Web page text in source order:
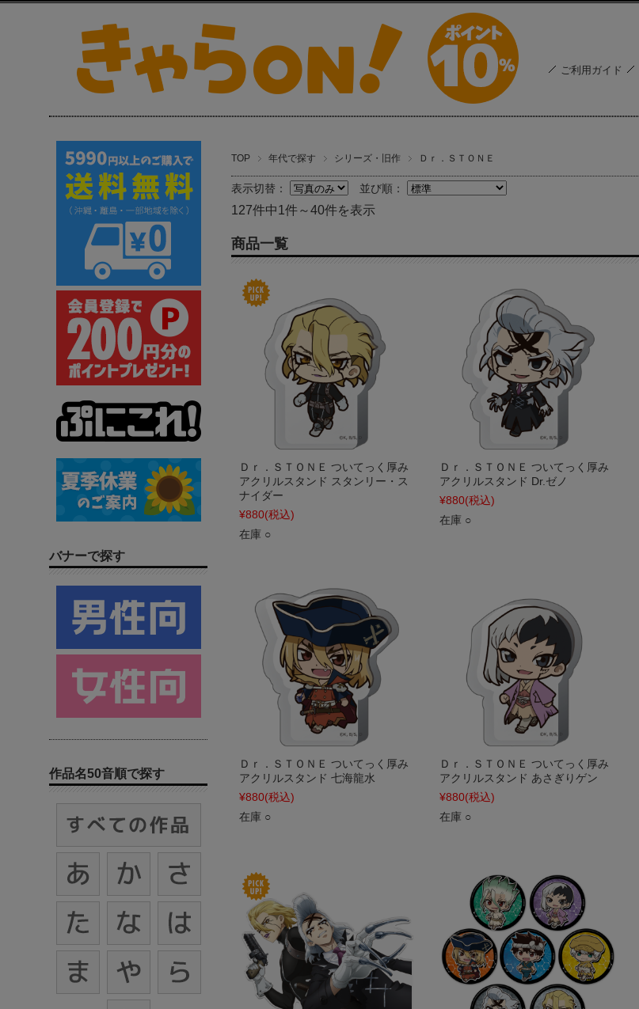
ご利用ガイド
TOP 年代で探す シリーズ・旧作 Ｄｒ．ＳＴＯＮＥ
表示切替： 並び順：
127件中1件～40件を表示
商品一覧
Ｄｒ．ＳＴＯＮＥ ついてっく厚み
アクリルスタンド スタンリー・ス
ナイダー
¥880(税込)
在庫 ○
Ｄｒ．ＳＴＯＮＥ ついてっく厚み
アクリルスタンド Dr.ゼノ
¥880(税込)
在庫 ○
Ｄｒ．ＳＴＯＮＥ ついてっく厚み
アクリルスタンド 七海龍水
¥880(税込)
在庫 ○
Ｄｒ．ＳＴＯＮＥ ついてっく厚み
アクリルスタンド あさぎりゲン
¥880(税込)
在庫 ○
バナーで探す
作品名50音順で探す